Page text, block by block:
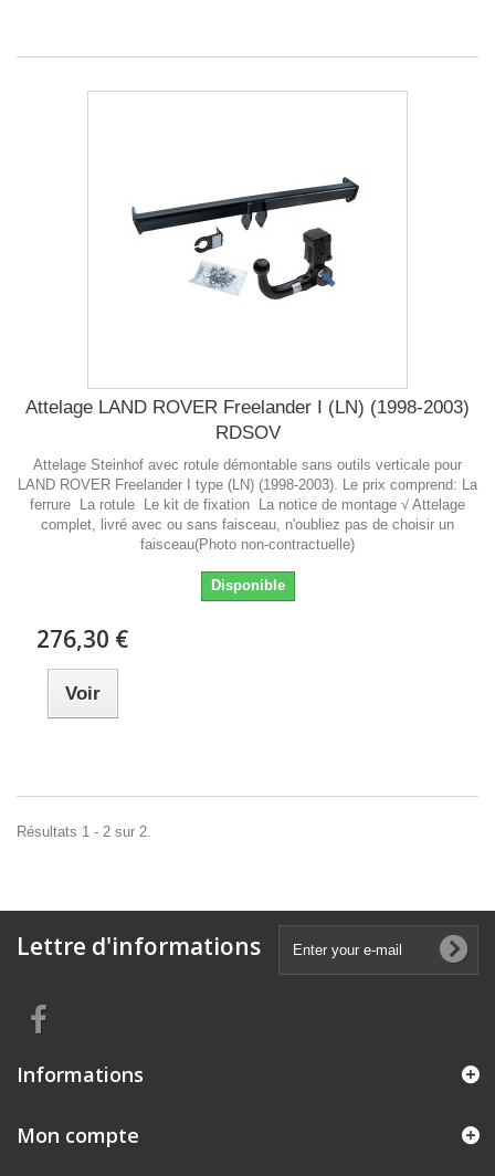
Attelage LAND ROVER Freelander I (LN) (1998-2003)
RDSOV
Attelage Steinhof avec rotule démontable sans outils verticale pour
LAND ROVER Freelander I type (LN) (1998-2003). Le prix comprend: La
ferrure La rotule Le kit de fixation La notice de montage √ Attelage
complet, livré avec ou sans faisceau, n'oubliez pas de choisir un
faisceau(Photo non-contractuelle)
Disponible
276,30 €
Voir
Résultats 1 - 2 sur 2.
Lettre d'informations
Informations
Mon compte